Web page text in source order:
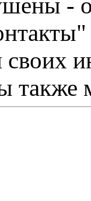
-
также